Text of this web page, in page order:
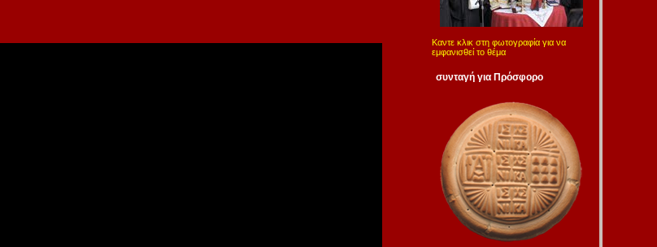
Καντε κλικ στη φωτογραφία για να
εμφανισθεί το θέμα
συνταγή για Πρόσφορο